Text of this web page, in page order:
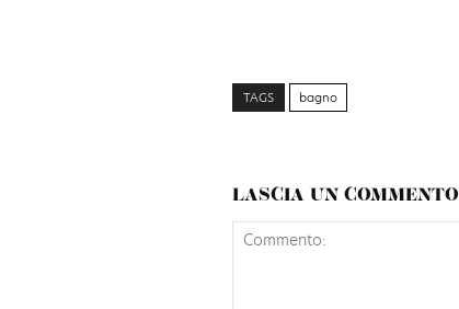
TAGS bagno
LASCIA UN COMMENTO